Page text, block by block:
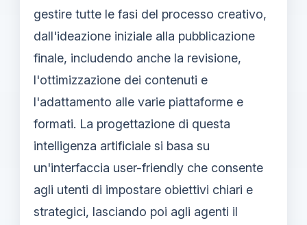
gestire tutte le fasi del processo creativo,
dall'ideazione iniziale alla pubblicazione
finale, includendo anche la revisione,
l'ottimizzazione dei contenuti e
l'adattamento alle varie piattaforme e
formati. La progettazione di questa
intelligenza artificiale si basa su
un'interfaccia user-friendly che consente
agli utenti di impostare obiettivi chiari e
strategici, lasciando poi agli agenti il